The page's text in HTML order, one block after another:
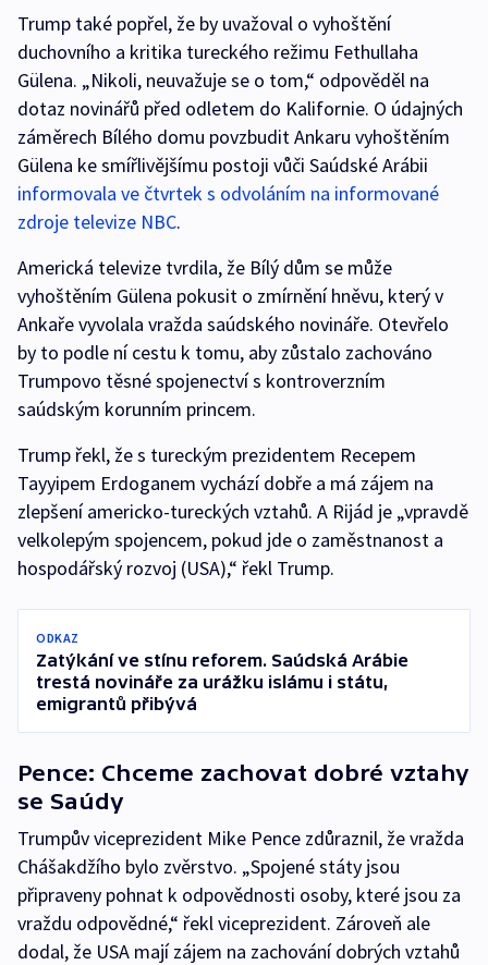
Trump také popřel, že by uvažoval o vyhoštění
duchovního a kritika tureckého režimu Fethullaha
Gülena. „Nikoli, neuvažuje se o tom,“ odpověděl na
dotaz novinářů před odletem do Kalifornie. O údajných
záměrech Bílého domu povzbudit Ankaru vyhoštěním
Gülena ke smířlivějšímu postoji vůči Saúdské Arábii
informovala ve čtvrtek s odvoláním na informované
zdroje televize NBC.
Americká televize tvrdila, že Bílý dům se může
vyhoštěním Gülena pokusit o zmírnění hněvu, který v
Ankaře vyvolala vražda saúdského novináře. Otevřelo
by to podle ní cestu k tomu, aby zůstalo zachováno
Trumpovo těsné spojenectví s kontroverzním
saúdským korunním princem.
Trump řekl, že s tureckým prezidentem Recepem
Tayyipem Erdoganem vychází dobře a má zájem na
zlepšení americko-tureckých vztahů. A Rijád je „vpravdě
velkolepým spojencem, pokud jde o zaměstnanost a
hospodářský rozvoj (USA),“ řekl Trump.
ODKAZ
Zatýkání ve stínu reforem. Saúdská Arábie
trestá novináře za urážku islámu i státu,
emigrantů přibývá
Pence: Chceme zachovat dobré vztahy
se Saúdy
Trumpův viceprezident Mike Pence zdůraznil, že vražda
Chášakdžího bylo zvěrstvo. „Spojené státy jsou
připraveny pohnat k odpovědnosti osoby, které jsou za
vraždu odpovědné,“ řekl viceprezident. Zároveň ale
dodal, že USA mají zájem na zachování dobrých vztahů